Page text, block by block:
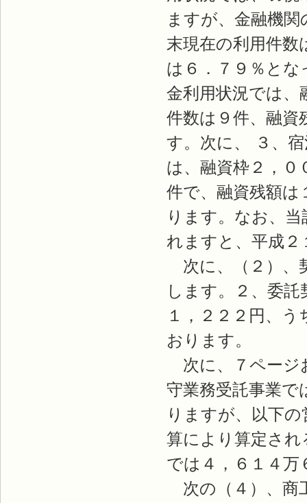
ますが、金融機
末現在の利用件数
は６．７９％とな
金利用状況では、
件数は９件、融資
す。次に、 ３、
は、融資枠２，０
件で、融資残額は
ります。なお、
れますと、平成
次に、（２）、
します。２、委
１，２２２円、
おります。
次に、７ページ
守業務受託事業で
りますが、以下
算により算定さ
では４，６１４
次の（４）、商